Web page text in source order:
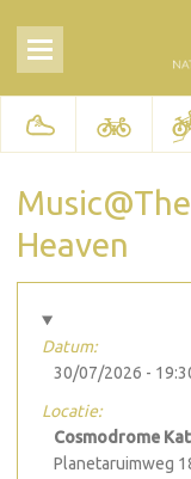
Heaven
Datum:
30/07/2026 -
Locatie:
Cosmodrome
Planetaruimweg